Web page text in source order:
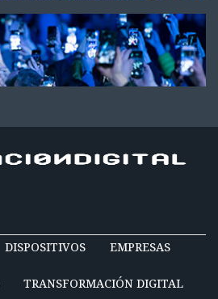
DISPOSITIVOS EMPRESAS
TRANSFORMACIÓN DIGITAL